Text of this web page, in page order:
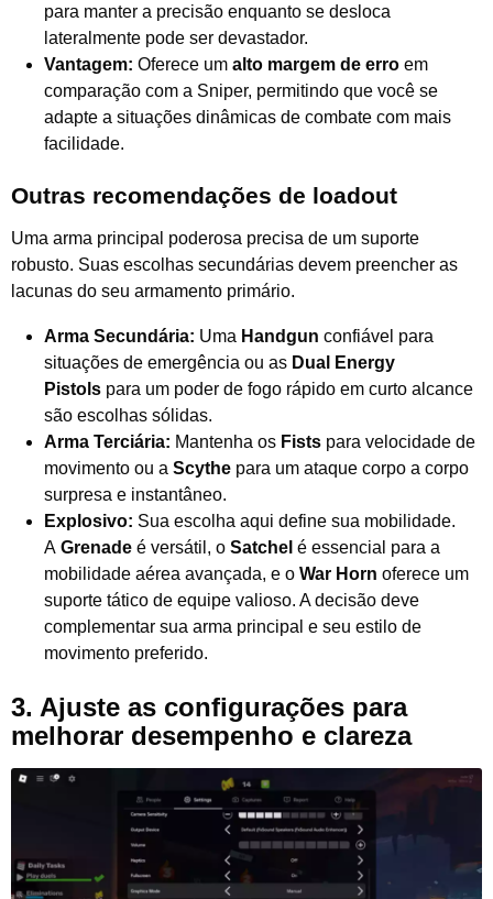
para manter a precisão enquanto se desloca
lateralmente pode ser devastador.
Vantagem: Oferece um alto margem de erro em
comparação com a Sniper, permitindo que você se
adapte a situações dinâmicas de combate com mais
facilidade.
Outras recomendações de loadout
Uma arma principal poderosa precisa de um suporte
robusto. Suas escolhas secundárias devem preencher as
lacunas do seu armamento primário.
Arma Secundária: Uma Handgun confiável para
situações de emergência ou as Dual Energy
Pistols para um poder de fogo rápido em curto alcance
são escolhas sólidas.
Arma Terciária: Mantenha os Fists para velocidade de
movimento ou a Scythe para um ataque corpo a corpo
surpresa e instantâneo.
Explosivo: Sua escolha aqui define sua mobilidade.
A Grenade é versátil, o Satchel é essencial para a
mobilidade aérea avançada, e o War Horn oferece um
suporte tático de equipe valioso. A decisão deve
complementar sua arma principal e seu estilo de
movimento preferido.
3. Ajuste as configurações para
melhorar desempenho e clareza